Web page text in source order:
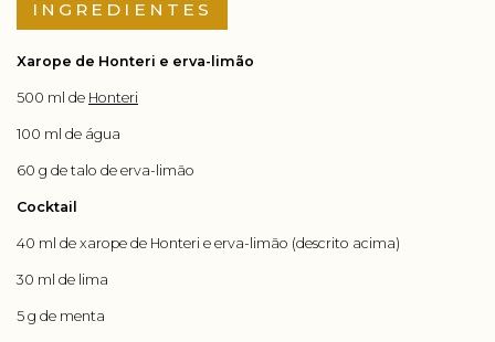
INGREDIENTES
Xarope de Honteri e erva-limão
500 ml de Honteri
100 ml de água
60 g de talo de erva-limão
Cocktail
40 ml de xarope de Honteri e erva-limão (descrito acima)
30 ml de lima
5 g de menta